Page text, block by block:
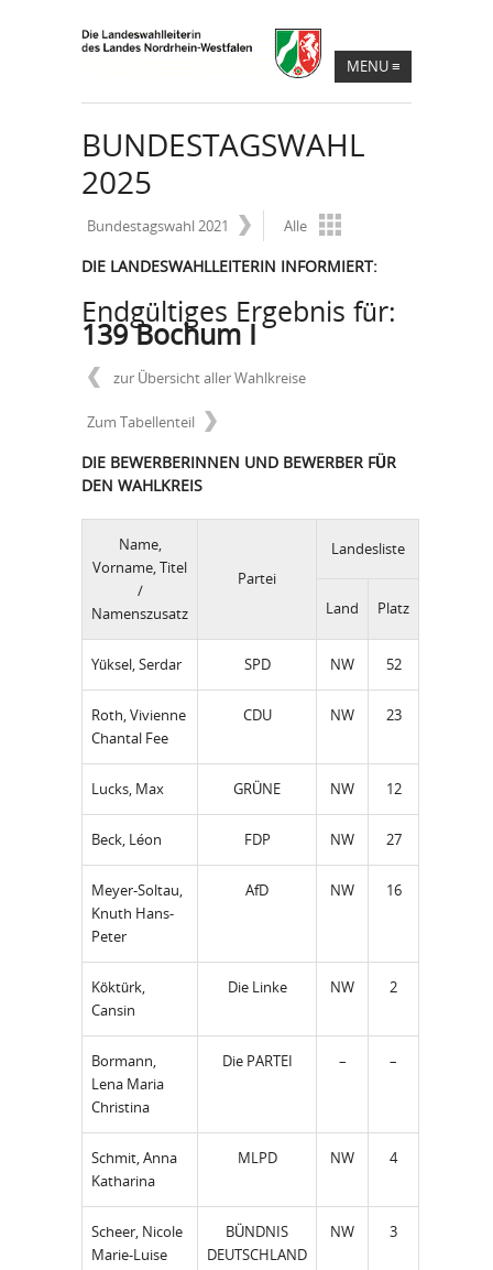
MENU≡
BUNDESTAGSWAHL
2025
Bundestagswahl 2021 Alle
DIE LANDESWAHLLEITERIN INFORMIERT:
Endgültiges Ergebnis für:
139 Bochum I
zur Übersicht aller Wahlkreise
Zum Tabellenteil
DIE BEWERBERINNEN UND BEWERBER FÜR
DEN WAHLKREIS
Name,
Vorname, Titel
/
Namenszusatz
Partei
Landesliste
Land Platz
Yüksel, Serdar SPD NW 52
Roth, Vivienne
Chantal Fee
CDU NW 23
Lucks, Max GRÜNE NW 12
Beck, Léon FDP NW 27
Meyer-Soltau,
Knuth Hans-
Peter
AfD NW 16
Köktürk,
Cansin
Die Linke NW 2
Bormann,
Lena Maria
Christina
Die PARTEI – –
Schmit, Anna
Katharina
MLPD NW 4
Scheer, Nicole
Marie-Luise
BÜNDNIS
DEUTSCHLAND
NW 3